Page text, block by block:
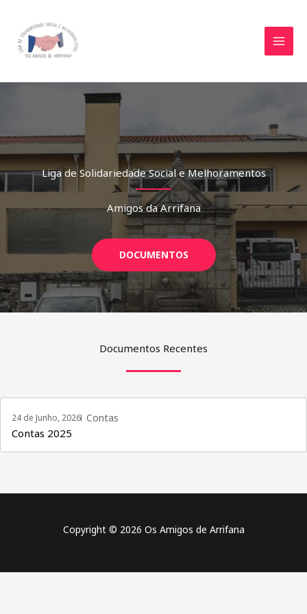
content
Liga de Solidariedade Social e Melhoramentos
Amigos da Arrifana
DOCUMENTOS
Documentos Recentes
24 de Junho, 2026 Contas
Contas 2025
Copyright © 2026 Os Amigos de Arrifana